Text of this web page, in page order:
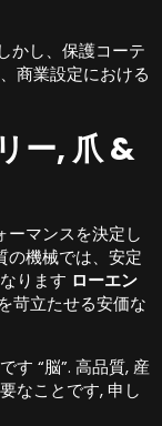
かし、保護コーテ
商業設定における
ー, 爪 &
ーマンスを決定し
の機械では、安定
ります ローエン
苛立たせる安価な
す “脳”. 高品質, 産
なことです, 申し